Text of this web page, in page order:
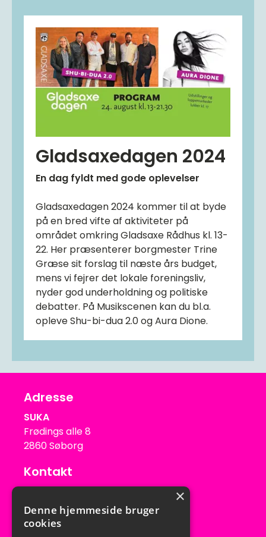
Gladsaxedagen 2024
En dag fyldt med gode oplevelser
Gladsaxedagen 2024 kommer til at byde
på en bred vifte af aktiviteter på
området omkring Gladsaxe Rådhus kl. 13-
22. Her præsenterer borgmester Trine
Græse sit forslag til næste års budget,
mens vi fejrer det lokale foreningsliv,
nyder god underholdning og politiske
debatter. På Musikscenen kan du bl.a.
opleve Shu-bi-dua 2.0 og Aura Dione.
Adresse
SUKA
Frødings alle 8
2860 Søborg
Kontakt
Tlf: 39 56 03 79
Mob: 31 54 10 58
×
Denne hjemmeside bruger
cookies